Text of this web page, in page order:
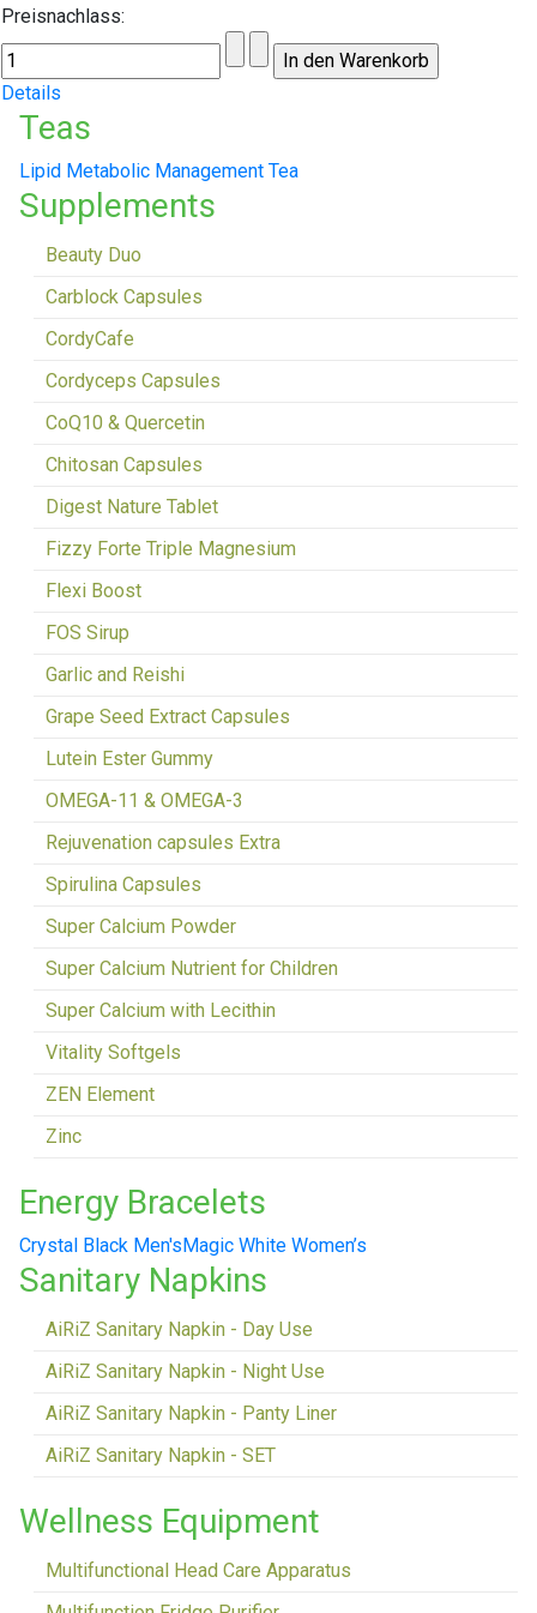
Preisnachlass:
Details
Teas
Lipid Metabolic Management Tea
Supplements
Beauty Duo
Carblock Capsules
CordyCafe
Cordyceps Capsules
CoQ10 & Quercetin
Chitosan Capsules
Digest Nature Tablet
Fizzy Forte Triple Magnesium
Flexi Boost
FOS Sirup
Garlic and Reishi
Grape Seed Extract Capsules
Lutein Ester Gummy
OMEGA-11 & OMEGA-3
Rejuvenation capsules Extra
Spirulina Capsules
Super Calcium Powder
Super Calcium Nutrient for Children
Super Calcium with Lecithin
Vitality Softgels
ZEN Element
Zinc
Energy Bracelets
Crystal Black Men'sMagic White Women’s
Sanitary Napkins
AiRiZ Sanitary Napkin - Day Use
AiRiZ Sanitary Napkin - Night Use
AiRiZ Sanitary Napkin - Panty Liner
AiRiZ Sanitary Napkin - SET
Wellness Equipment
Multifunctional Head Care Apparatus